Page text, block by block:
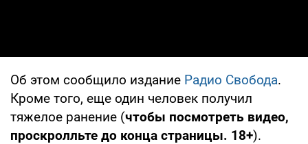
Об этом сообщило издание Радио Свобода.
Кроме того, еще один человек получил
тяжелое ранение (чтобы посмотреть видео,
проскролльте до конца страницы. 18+).